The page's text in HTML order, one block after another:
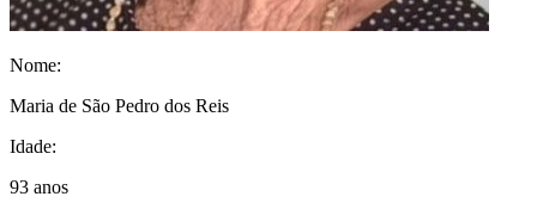
Nome:
Maria de São Pedro dos Reis
Idade:
93 anos